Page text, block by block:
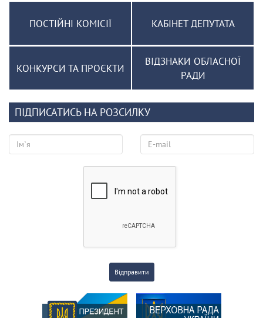
ПОСТІЙНІ КОМІСІЇ КАБІНЕТ ДЕПУТАТА
КОНКУРСИ ТА ПРОЄКТИ
ВІДЗНАКИ ОБЛАСНОЇ
РАДИ
ПІДПИСАТИСЬ НА РОЗСИЛКУ
Відправити